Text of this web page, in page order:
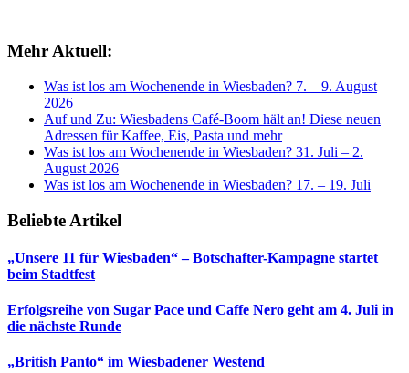
Mehr Aktuell:
Was ist los am Wochenende in Wiesbaden? 7. – 9. August
2026
Auf und Zu: Wiesbadens Café-Boom hält an! Diese neuen
Adressen für Kaffee, Eis, Pasta und mehr
Was ist los am Wochenende in Wiesbaden? 31. Juli – 2.
August 2026
Was ist los am Wochenende in Wiesbaden? 17. – 19. Juli
Beliebte Artikel
„Unsere 11 für Wiesbaden“ – Botschafter-Kampagne startet
beim Stadtfest
Erfolgsreihe von Sugar Pace und Caffe Nero geht am 4. Juli in
die nächste Runde
„British Panto“ im Wiesbadener Westend